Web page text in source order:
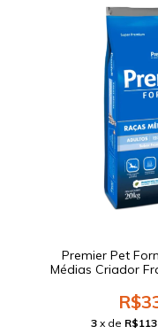
Premier Pet
Médias Criador
3 x de